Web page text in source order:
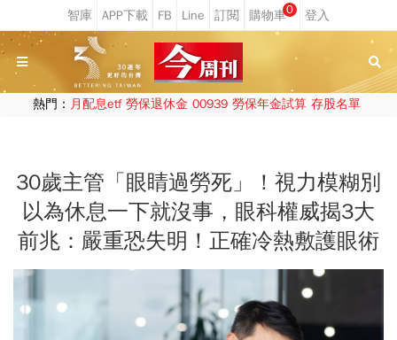
0
熱門： 月配息etf 勞保退休金 00939 勞保年金試算 存股名單
30歲主管「眼睛過勞死」！視力模糊別
以為休息一下就沒事，眼科權威揭3大
前兆：嚴重恐失明！正確冷熱敷護眼術